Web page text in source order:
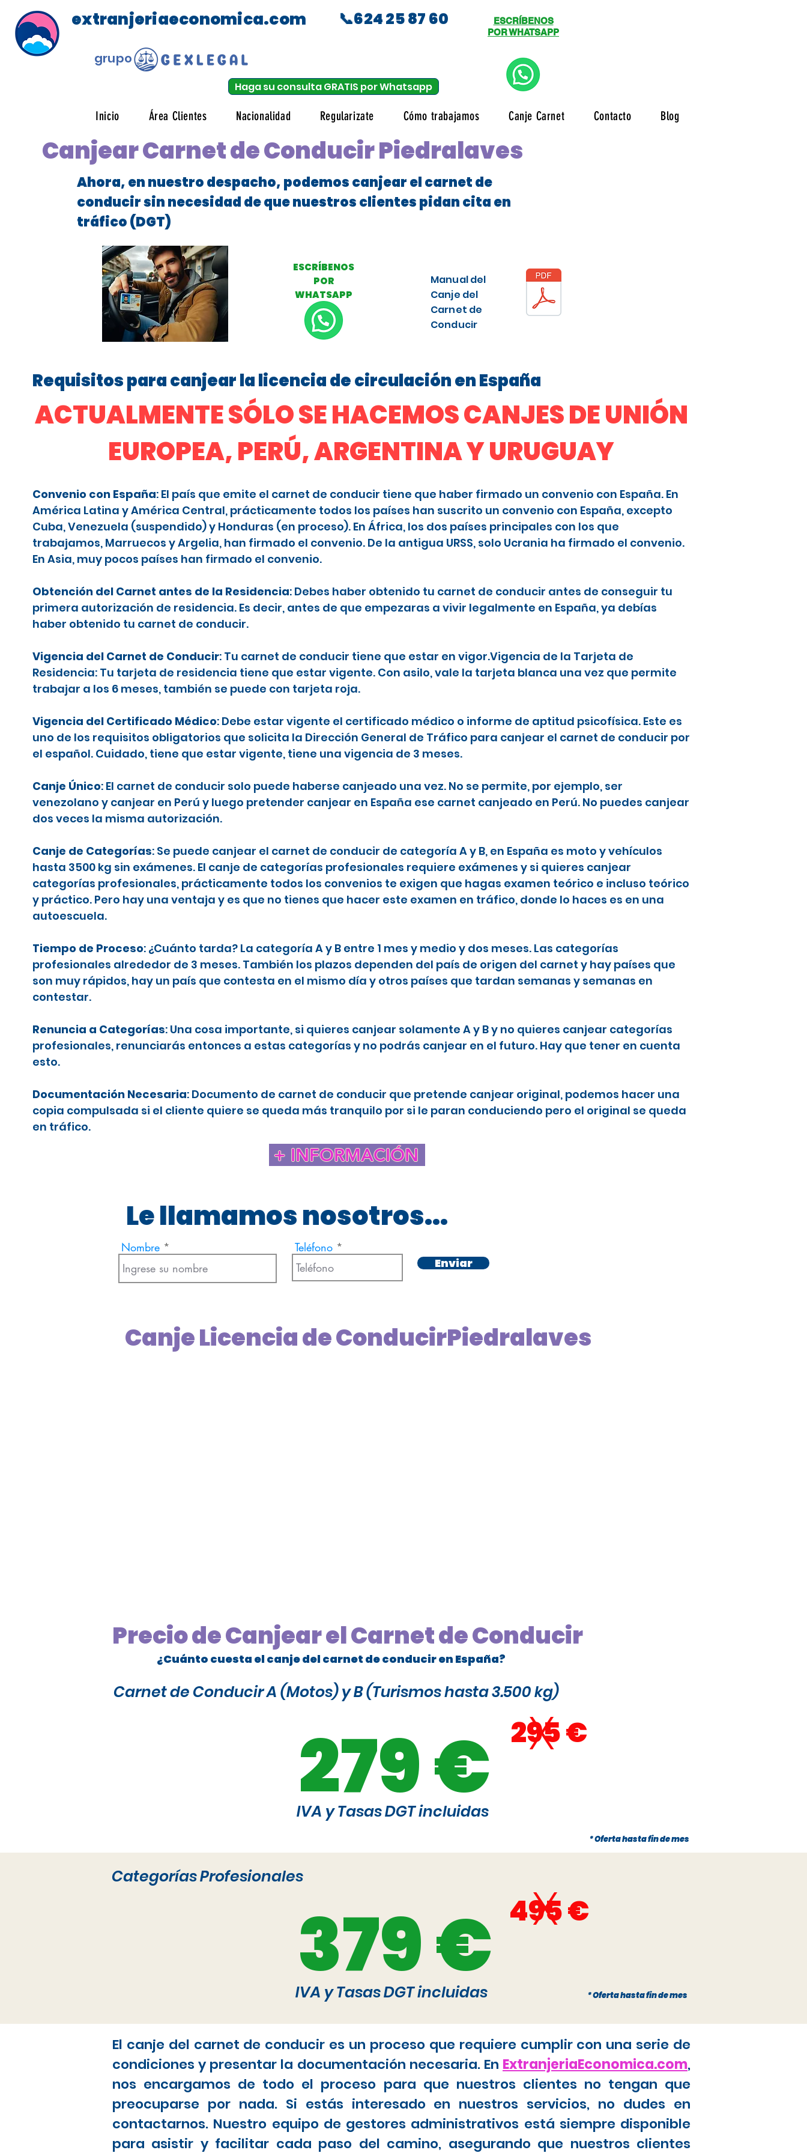
extranjeriaeconomica.com
grupo
📞624 25 87 60
Haga su consulta GRATIS por Whatsapp
ESCRÍBENOS
POR WHATSAPP
Inicio Área Clientes Nacionalidad Regularizate Cómo trabajamos Canje Carnet Contacto Blog
Canjear Carnet de Conducir Piedralaves
Ahora, en nuestro despacho, podemos canjear el carnet de
conducir sin necesidad de que nuestros clientes pidan cita en
tráfico (DGT)
ESCRÍBENOS
POR
WHATSAPP
Manual del
Canje del
Carnet de
Conducir
Requisitos para canjear la licencia de circulación en España
ACTUALMENTE SÓLO SE HACEMOS CANJES DE UNIÓN
EUROPEA, PERÚ, ARGENTINA Y URUGUAY
Convenio con España: El país que emite el carnet de conducir tiene que haber firmado un convenio con España. En
América Latina y América Central, prácticamente todos los países han suscrito un convenio con España, excepto
Cuba, Venezuela (suspendido) y Honduras (en proceso). En África, los dos países principales con los que
trabajamos, Marruecos y Argelia, han firmado el convenio. De la antigua URSS, solo Ucrania ha firmado el convenio.
En Asia, muy pocos países han firmado el convenio.
Obtención del Carnet antes de la Residencia: Debes haber obtenido tu carnet de conducir antes de conseguir tu
primera autorización de residencia. Es decir, antes de que empezaras a vivir legalmente en España, ya debías
haber obtenido tu carnet de conducir.
Vigencia del Carnet de Conducir: Tu carnet de conducir tiene que estar en vigor.Vigencia de la Tarjeta de
Residencia: Tu tarjeta de residencia tiene que estar vigente. Con asilo, vale la tarjeta blanca una vez que permite
trabajar a los 6 meses, también se puede con tarjeta roja.
Vigencia del Certificado Médico: Debe estar vigente el certificado médico o informe de aptitud psicofísica. Este es
uno de los requisitos obligatorios que solicita la Dirección General de Tráfico para canjear el carnet de conducir por
el español. Cuidado, tiene que estar vigente, tiene una vigencia de 3 meses.
Canje Único: El carnet de conducir solo puede haberse canjeado una vez. No se permite, por ejemplo, ser
venezolano y canjear en Perú y luego pretender canjear en España ese carnet canjeado en Perú. No puedes canjear
dos veces la misma autorización.
Canje de Categorías: Se puede canjear el carnet de conducir de categoría A y B, en España es moto y vehículos
hasta 3500 kg sin exámenes. El canje de categorías profesionales requiere exámenes y si quieres canjear
categorías profesionales, prácticamente todos los convenios te exigen que hagas examen teórico e incluso teórico
y práctico. Pero hay una ventaja y es que no tienes que hacer este examen en tráfico, donde lo haces es en una
autoescuela.
Tiempo de Proceso: ¿Cuánto tarda? La categoría A y B entre 1 mes y medio y dos meses. Las categorías
profesionales alrededor de 3 meses. También los plazos dependen del país de origen del carnet y hay países que
son muy rápidos, hay un país que contesta en el mismo día y otros países que tardan semanas y semanas en
contestar.
Renuncia a Categorías: Una cosa importante, si quieres canjear solamente A y B y no quieres canjear categorías
profesionales, renunciarás entonces a estas categorías y no podrás canjear en el futuro. Hay que tener en cuenta
esto.
Documentación Necesaria: Documento de carnet de conducir que pretende canjear original, podemos hacer una
copia compulsada si el cliente quiere se queda más tranquilo por si le paran conduciendo pero el original se queda
en tráfico.
+ INFORMACIÓN
Le llamamos nosotros...
Nombre Teléfono
Enviar
Canje Licencia de ConducirPiedralaves
Precio de Canjear el Carnet de Conducir
¿Cuánto cuesta el canje del carnet de conducir en España?
Carnet de Conducir A (Motos) y B (Turismos hasta 3.500 kg)
279 € 295 €
x
IVA y Tasas DGT incluidas
* Oferta hasta fin de mes
* Oferta hasta fin de mes
Categorías Profesionales
379 € 495 €
x
IVA y Tasas DGT incluidas
El canje del carnet de conducir es un proceso que requiere cumplir con una serie de
condiciones y presentar la documentación necesaria. En ExtranjeriaEconomica.com,
nos encargamos de todo el proceso para que nuestros clientes no tengan que
preocuparse por nada. Si estás interesado en nuestros servicios, no dudes en
contactarnos. Nuestro equipo de gestores administrativos está siempre disponible
para asistir y facilitar cada paso del camino, asegurando que nuestros clientes